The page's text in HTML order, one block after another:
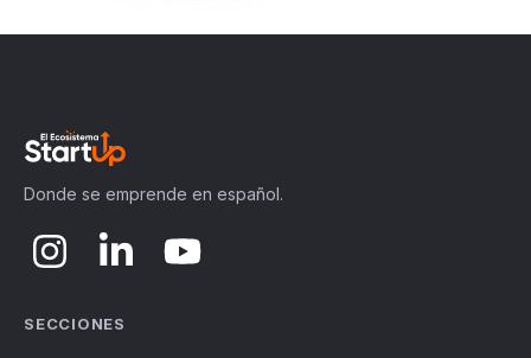
Donde se emprende en español.
SECCIONES